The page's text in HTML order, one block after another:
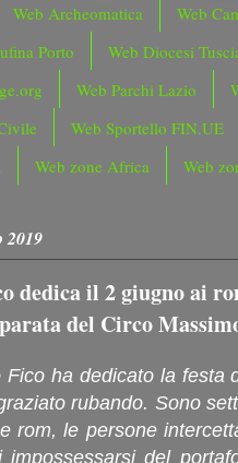
Web Archeomatica Web
Porto
Web Diocesi
Web Parchi Lazio
Web Sportello FIN.UE
Web zone Africa Web
2019
dedica il 2 giugno ai
del Circo
Fico ha dedicato la festa
rubando. Sono
rom, le persone
impossessarsi del